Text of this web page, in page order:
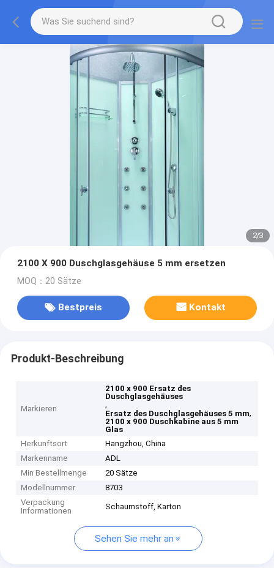
2/3
2100 X 900 Duschglasgehäuse 5 mm ersetzen
MOQ：20 Sätze
Bestpreis Kontakt
Produkt-Beschreibung
Markieren
2100 x 900 Ersatz des
Duschglasgehäuses
,
Ersatz des Duschglasgehäuses 5 mm,
2100 x 900 Duschkabine aus 5 mm
Glas
Herkunftsort
Hangzhou, China
Markenname
ADL
Min Bestellmenge
20 Sätze
Modellnummer
8703
Verpackung
Informationen
Schaumstoff, Karton
Sehen Sie mehr an